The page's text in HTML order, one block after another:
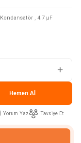
Kondansatör , 4.7 μF
Hemen Al
Yorum Yaz Tavsiye Et